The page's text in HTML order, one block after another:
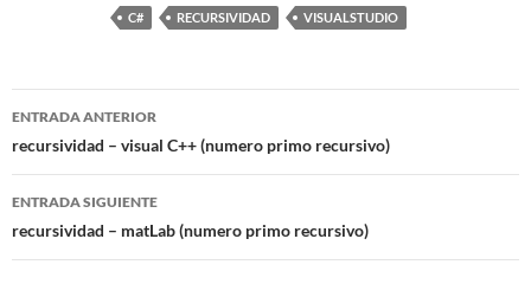
C# RECURSIVIDAD VISUALSTUDIO
Navegación
de
entradas
ENTRADA ANTERIOR
recursividad – visual C++ (numero primo recursivo)
ENTRADA SIGUIENTE
recursividad – matLab (numero primo recursivo)